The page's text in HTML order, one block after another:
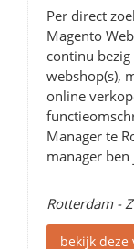
Per direct
Magento
continu
webshop(s),
online
Manager te
manager ben
Rotterdam -
bekijk deze